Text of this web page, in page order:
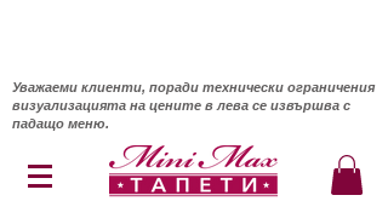
Уважаеми клиенти, поради технически ограничения
визуализацията на цените в лева се извършва с
падащо меню.